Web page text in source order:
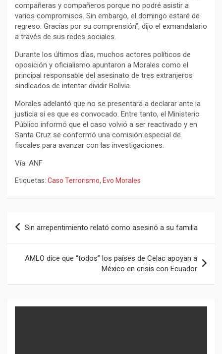
compañeras y compañeros porque no podré asistir a
varios compromisos. Sin embargo, el domingo estaré de
regreso. Gracias por su comprensión”, dijo el exmandatario
a través de sus redes sociales.
Durante los últimos días, muchos actores políticos de
oposición y oficialismo apuntaron a Morales como el
principal responsable del asesinato de tres extranjeros
sindicados de intentar dividir Bolivia.
Morales adelantó que no se presentará a declarar ante la
justicia si es que es convocado. Entre tanto, el Ministerio
Público informó que el caso volvió a ser reactivado y en
Santa Cruz se conformó una comisión especial de
fiscales para avanzar con las investigaciones.
Vía: ANF
Etiquetas: Caso Terrorismo, Evo Morales
Navegación
entradas
Sin arrepentimiento relató como asesinó a su familia
AMLO dice que “todos” los países de Celac apoyan a
México en crisis con Ecuador